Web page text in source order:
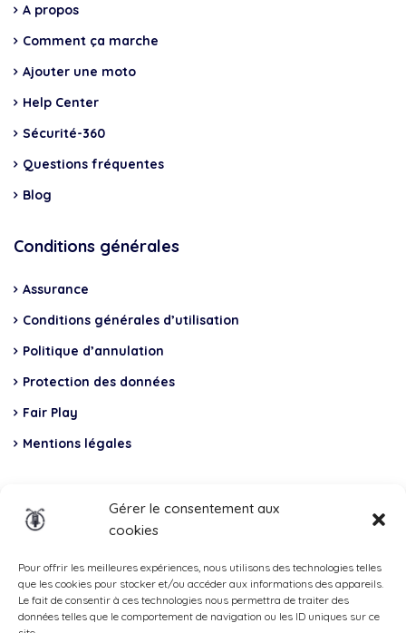
Gérer le consentement aux
cookies
Pour offrir les meilleures expériences, nous utilisons des technologies telles
que les cookies pour stocker et/ou accéder aux informations des appareils.
Le fait de consentir à ces technologies nous permettra de traiter des
données telles que le comportement de navigation ou les ID uniques sur ce
A propos
Comment ça marche
Ajouter une moto
Help Center
Sécurité-360
Questions fréquentes
Blog
Conditions générales
Assurance
Conditions générales d’utilisation
Politique d’annulation
Protection des données
Fair Play
Mentions légales
Total Casco, Partner
Methods
of
payment